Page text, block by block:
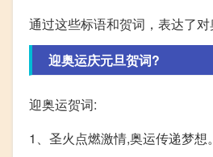
通过这些标语和贺词，表达了
迎奥运庆元旦贺词?
迎奥运贺词:
1、圣火点燃激情,奥运传递梦想。